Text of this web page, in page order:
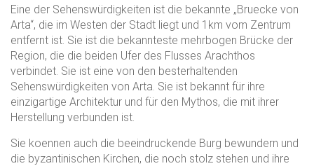
Eine der Sehenswürdigkeiten ist die bekannte „Bruecke von
Arta“, die im Westen der Stadt liegt und 1km vom Zentrum
entfernt ist. Sie ist die bekannteste mehrbogen Brücke der
Region, die die beiden Ufer des Flusses Arachthos
verbindet. Sie ist eine von den besterhaltenden
Sehenswürdigkeiten von Arta. Sie ist bekannt für ihre
einzigartige Architektur und für den Mythos, die mit ihrer
Herstellung verbunden ist.
Sie koennen auch die beeindruckende Burg bewundern und
die byzantinischen Kirchen, die noch stolz stehen und ihre